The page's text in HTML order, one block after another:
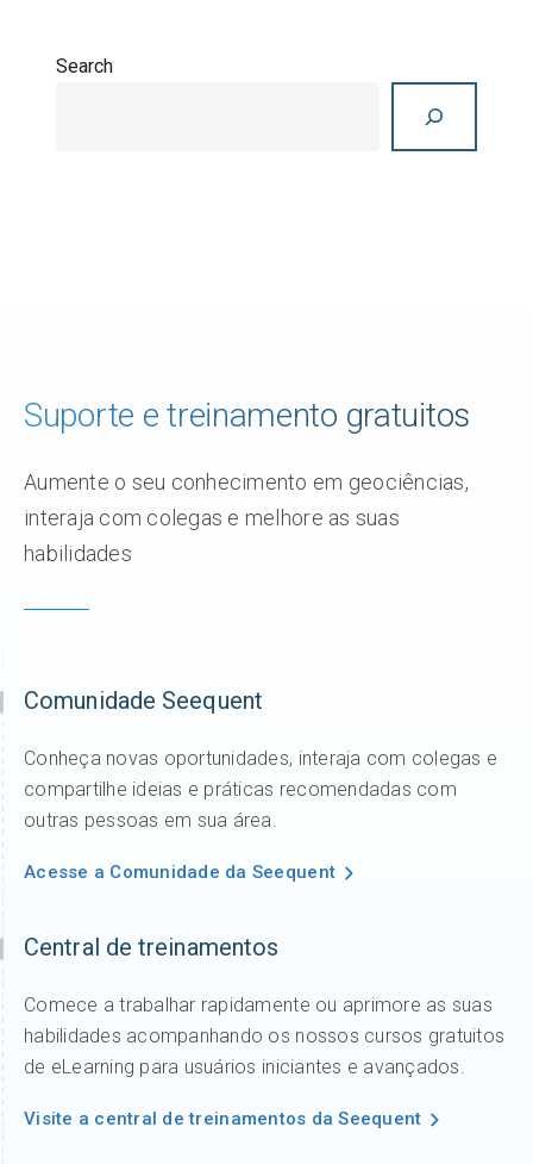
Search
Suporte e treinamento gratuitos
Aumente o seu conhecimento em geociências,
interaja com colegas e melhore as suas
habilidades
Comunidade Seequent
Conheça novas oportunidades, interaja com colegas e
compartilhe ideias e práticas recomendadas com
outras pessoas em sua área.
Acesse a Comunidade da Seequent
Central de treinamentos
Comece a trabalhar rapidamente ou aprimore as suas
habilidades acompanhando os nossos cursos gratuitos
de eLearning para usuários iniciantes e avançados.
Visite a central de treinamentos da Seequent